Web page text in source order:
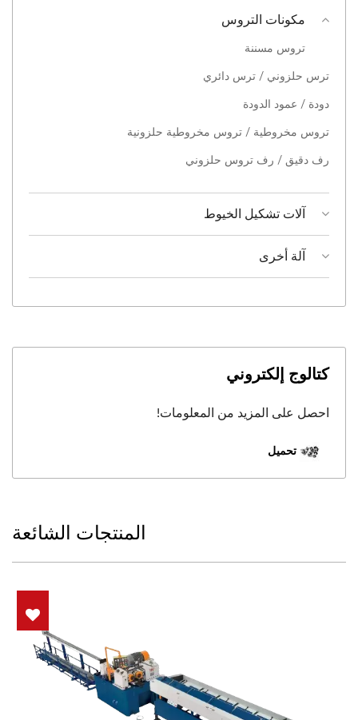
مكونات التروس
تروس مسننة
ترس حلزوني / ترس دائري
دودة / عمود الدودة
تروس مخروطية / تروس مخروطية حلزونية
رف دقيق / رف تروس حلزوني
آلات تشكيل الخيوط
آلة أخرى
كتالوج إلكتروني
احصل على المزيد من المعلومات!
تحميل
المنتجات الشائعة